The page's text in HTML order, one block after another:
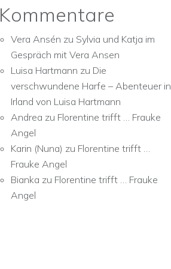
Kommentare
Vera Ansén zu Sylvia und Katja im
Gespräch mit Vera Ansen
Luisa Hartmann zu Die
verschwundene Harfe – Abenteuer in
Irland von Luisa Hartmann
Andrea zu Florentine trifft … Frauke
Angel
Karin (Nuna) zu Florentine trifft …
Frauke Angel
Bianka zu Florentine trifft … Frauke
Angel